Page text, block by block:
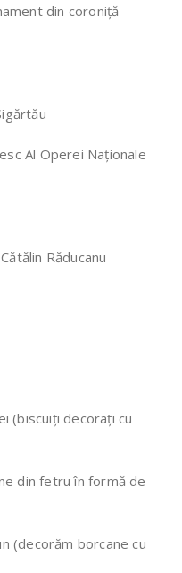
din coroniță
Al Operei Naționale
Răducanu
(biscuiți decorați cu
din fetru în formă de
(decorăm borcane cu